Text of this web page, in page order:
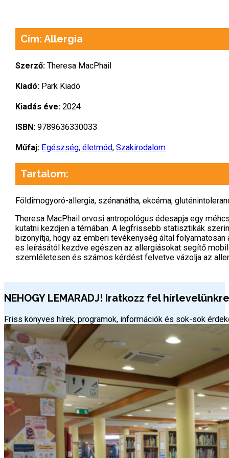
Cím: Allergia
Szerző: Theresa MacPhail
Kiadó: Park Kiadó
Kiadás éve: 2024
ISBN: 9789636330033
Műfaj: Egészség, életmód,Szakirodalom
Tartalom:
Földimogyoró-allergia, szénanátha, ekcéma,
Theresa MacPhail orvosi antropológus édesapja egy
kutatni kezdjen a témában. A legfrissebb statisztikák
bizonyítja, hogy az emberi tevékenység által
es leírásától kezdve egészen az allergiásokat segítő
szemléletesen és számos kérdést felvetve vázolja az
NEHOGY LEMARADJ! Iratkozz fel
Friss könyves hírek, programok, információk és sok-sok